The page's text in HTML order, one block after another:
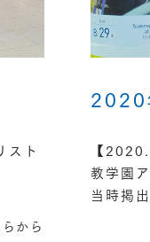
スト
から
2020
【
教学園
当時掲